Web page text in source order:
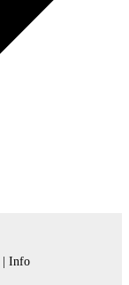
Info